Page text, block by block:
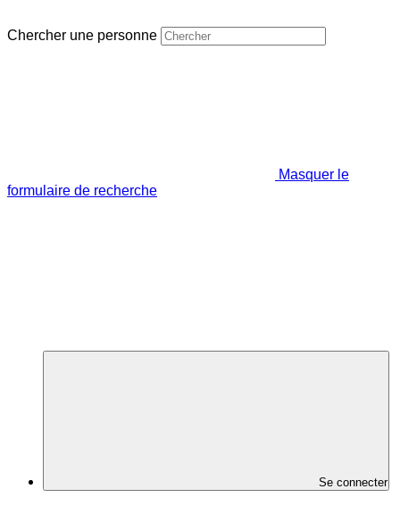
Chercher une personne
Masquer le
formulaire de recherche
Se connecter